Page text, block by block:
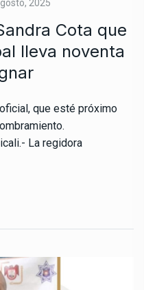
2025
Cota que
lleva noventa
que esté próximo
La regidora